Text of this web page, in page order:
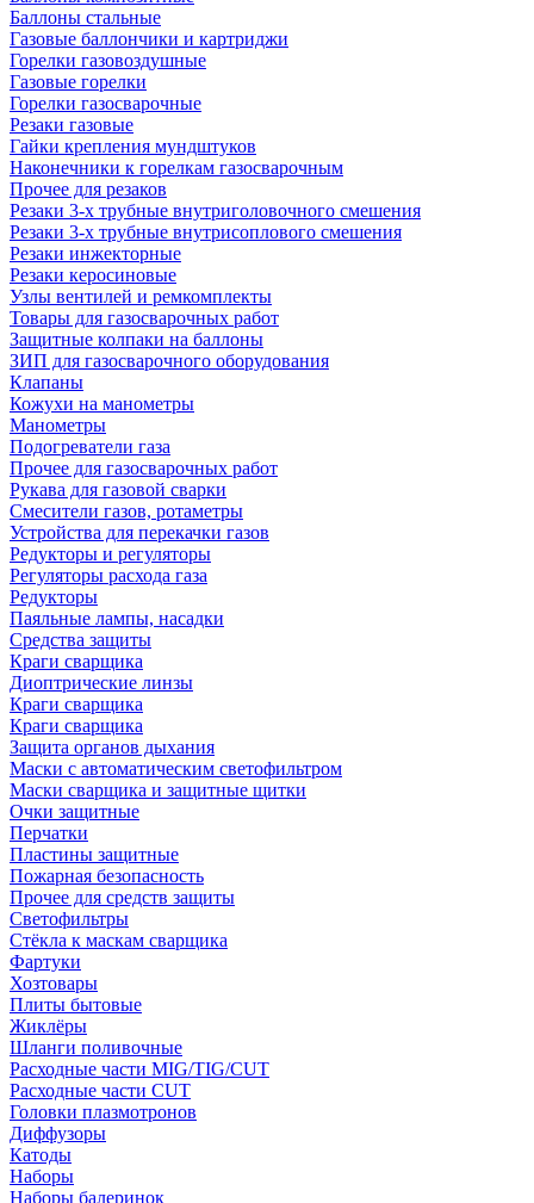
Баллоны стальные
Газовые баллончики и картриджи
Горелки газовоздушные
Газовые горелки
Горелки газосварочные
Резаки газовые
Гайки крепления мундштуков
Наконечники к горелкам газосварочным
Прочее для резаков
Резаки 3-х трубные внутриголовочного смешения
Резаки 3-х трубные внутрисоплового смешения
Резаки инжекторные
Резаки керосиновые
Узлы вентилей и ремкомплекты
Товары для газосварочных работ
Защитные колпаки на баллоны
ЗИП для газосварочного оборудования
Клапаны
Кожухи на манометры
Манометры
Подогреватели газа
Прочее для газосварочных работ
Рукава для газовой сварки
Смесители газов, ротаметры
Устройства для перекачки газов
Редукторы и регуляторы
Регуляторы расхода газа
Редукторы
Паяльные лампы, насадки
Средства защиты
Краги сварщика
Диоптрические линзы
Краги сварщика
Краги сварщика
Защита органов дыхания
Маски с автоматическим светофильтром
Маски сварщика и защитные щитки
Очки защитные
Перчатки
Пластины защитные
Пожарная безопасность
Прочее для средств защиты
Светофильтры
Стёкла к маскам сварщика
Фартуки
Хозтовары
Плиты бытовые
Жиклёры
Шланги поливочные
Расходные части MIG/TIG/CUT
Расходные части CUT
Головки плазмотронов
Диффузоры
Катоды
Наборы
Наборы балеринок